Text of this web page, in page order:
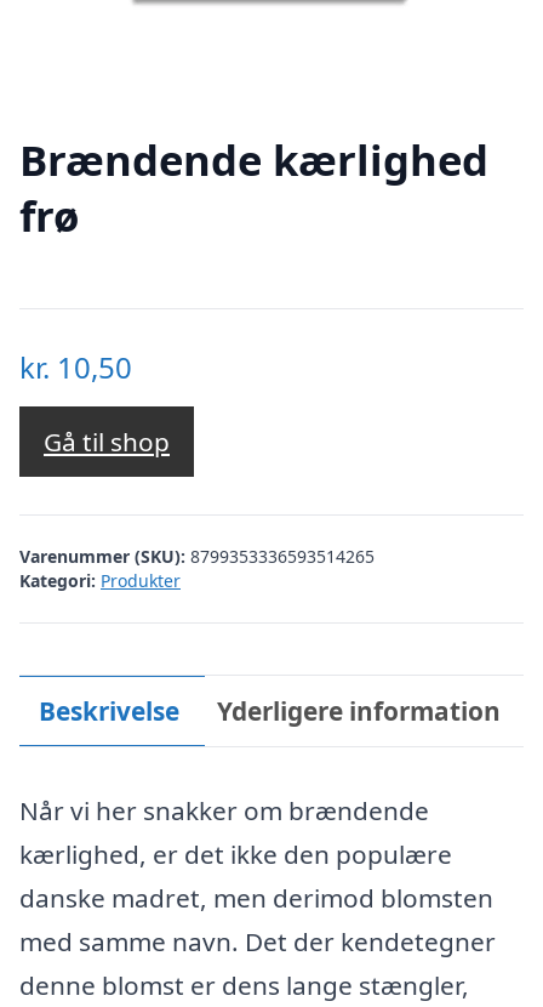
Brændende kærlighed
frø
kr. 10,50
Gå til shop
Varenummer (SKU): 8799353336593514265
Kategori: Produkter
Beskrivelse Yderligere information
Når vi her snakker om brændende
kærlighed, er det ikke den populære
danske madret, men derimod blomsten
med samme navn. Det der kendetegner
denne blomst er dens lange stængler,